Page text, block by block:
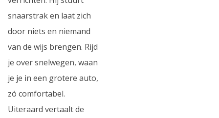
snaarstrak en laat zich
door niets en niemand
van de wijs brengen. Rijd
je over snelwegen, waan
je je in een grotere auto,
zó comfortabel.
Uiteraard vertaalt de